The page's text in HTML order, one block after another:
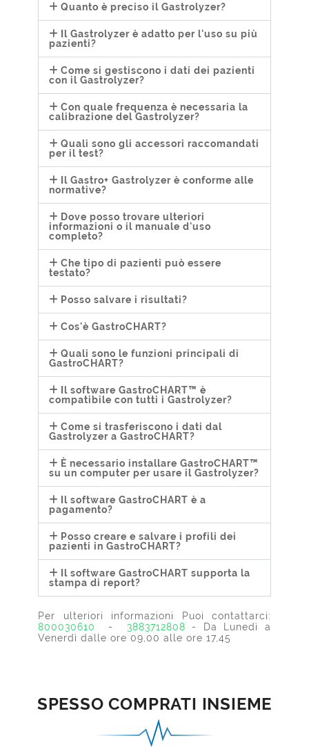
Quanto è preciso il Gastrolyzer?
Il Gastrolyzer è adatto per l'uso su più
pazienti?
Come si gestiscono i dati dei pazienti
con il Gastrolyzer?
Con quale frequenza è necessaria la
calibrazione del Gastrolyzer?
Quali sono gli accessori raccomandati
per il test?
Il Gastro+ Gastrolyzer è conforme alle
normative?
Dove posso trovare ulteriori
informazioni o il manuale d'uso
completo?
Che tipo di pazienti può essere
testato?
Posso salvare i risultati?
Cos'è GastroCHART?
Quali sono le funzioni principali di
GastroCHART?
Il software GastroCHART™ è
compatibile con tutti i Gastrolyzer?
Come si trasferiscono i dati dal
Gastrolyzer a GastroCHART?
È necessario installare GastroCHART™
su un computer per usare il Gastrolyzer?
Il software GastroCHART è a
pagamento?
Posso creare e salvare i profili dei
pazienti in GastroCHART?
Il software GastroCHART supporta la
stampa di report?
Per ulteriori informazioni Puoi contattarci:
800030610
- 3883712808 - Da Lunedì a
Venerdì dalle ore 09,00 alle ore 17,45
SPESSO COMPRATI INSIEME